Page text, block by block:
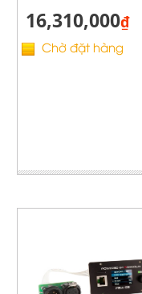
16,310,000₫
Chờ đặt hàng